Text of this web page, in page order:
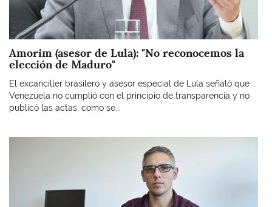
Amorim (asesor de Lula): "No reconocemos la
elección de Maduro"
El excanciller brasilero y asesor especial de Lula señaló que
Venezuela no cumplió con el principio de transparencia y no
publicó las actas, como se...